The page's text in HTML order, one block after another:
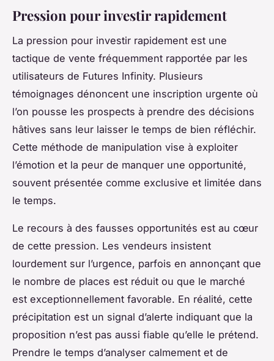
Pression pour investir rapidement
La pression pour investir rapidement est une
tactique de vente fréquemment rapportée par les
utilisateurs de Futures Infinity. Plusieurs
témoignages dénoncent une inscription urgente où
l’on pousse les prospects à prendre des décisions
hâtives sans leur laisser le temps de bien réfléchir.
Cette méthode de manipulation vise à exploiter
l’émotion et la peur de manquer une opportunité,
souvent présentée comme exclusive et limitée dans
le temps.
Le recours à des fausses opportunités est au cœur
de cette pression. Les vendeurs insistent
lourdement sur l’urgence, parfois en annonçant que
le nombre de places est réduit ou que le marché
est exceptionnellement favorable. En réalité, cette
précipitation est un signal d’alerte indiquant que la
proposition n’est pas aussi fiable qu’elle le prétend.
Prendre le temps d’analyser calmement et de